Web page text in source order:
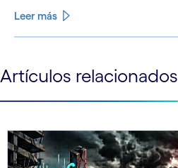
Leer más
See more See less
Artículos relacionados